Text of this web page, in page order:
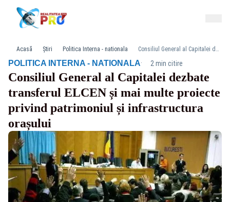
Acasă Știri Politica Interna - nationala Consiliul General al Capitalei dezbate transferul ELCEN și mai multe proiecte privind patrimoniul și infrastructura orașului
POLITICA INTERNA - NATIONALA· 2 min citire
Consiliul General al Capitalei dezbate
transferul ELCEN și mai multe proiecte
privind patrimoniul și infrastructura
orașului